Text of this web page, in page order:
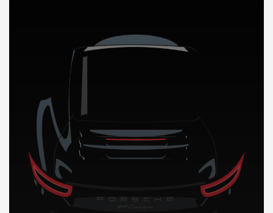
DÉCOUVREZ NOTRE IMPORTATION AUTO en Cote d’ivoire